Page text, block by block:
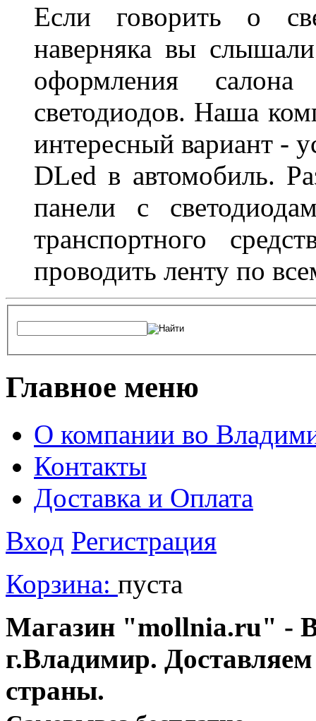
Если говорить о
наверняка вы
оформления
светодиодов. Наша
интересный вариант -
DLed в автомобиль.
панели с
транспортного
проводить ленту по
Главное меню
О компании во
Контакты
Доставка и Оплата
Вход Регистрация
Корзина: пуста
Магазин "mollnia.ru" -
г.Владимир.
страны.